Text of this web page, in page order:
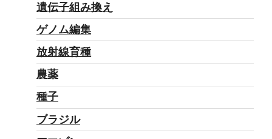
遺伝子組み換え
ゲノム編集
放射線育種
農薬
種子
ブラジル